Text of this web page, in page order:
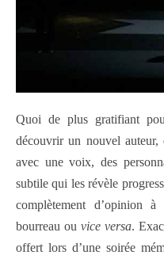
Quoi de plus gratifiant
découvrir un nouvel
avec une voix, des
subtile qui les révèle
complètement d’opinion
bourreau ouvice versa.
offert lors d’une soirée